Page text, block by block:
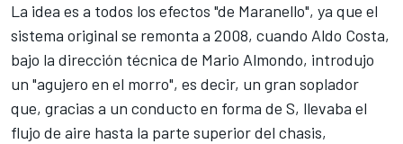
La idea es a todos los efectos "de Maranello", ya que el
sistema original se remonta a 2008, cuando Aldo Costa,
bajo la dirección técnica de Mario Almondo, introdujo
un "agujero en el morro", es decir, un gran soplador
que, gracias a un conducto en forma de S, llevaba el
flujo de aire hasta la parte superior del chasis,